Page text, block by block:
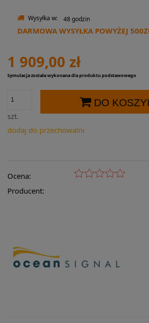
Wysyłka w: 48 godzin
DARMOWA WYSYŁKA POWYŻEJ
1 909,00 zł
Symulacja została wykonana dla produktu podstawowego
szt.
DO
dodaj do przechowalni
Ocena:
Producent: